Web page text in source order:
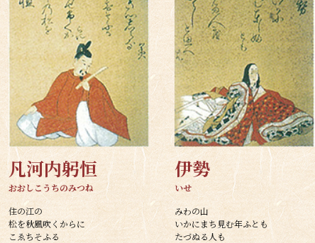
凡河内躬恒
おおしこうちのみつね
住の江の
松を秋風吹くからに
こゑちそふる
伊勢
いせ
みわの山
いかにまち見む年ふとも
たづぬる人も